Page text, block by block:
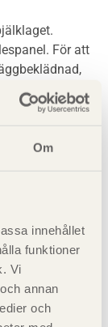
Om
innehållet
funktioner
Vi
annan
och
För att
lämpligt att
och vägg.